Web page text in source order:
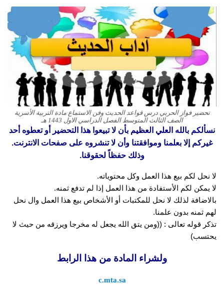
تحضير فواز الحربي درس قواعد الحديث وفن الاستماع مادة التربية الأسرية
الصف الثالث المتوسط الفصل الدراسي الاول 1443 هـ
نسألكم بالله العلي العظيم بأن لا تبيعوا هذا التحضير أو تعطوه أحد
غيركم إلا بعلمنا وموافقتنا وأن لا تنشروه على صفحات الانترنت.
وذلك حفظاً لحقوقنا.
لا نحل لكم بيع هذا العمل وكل محتوياته.
لا يمكن لكم الأستفادة من هذا العمل إذا لم تدفع ثمنه.
بالاضافة لذلك لا نحل للمكتبات أو الأشخاص بيع هذا العمل وال نحل
لهم ثمنه بدون علمنا.
تذكر قوله تعالى : ((ومن يتق الله يجعل له مخرجا ويرزقه من حيث لا
يحتسب)
ولشراء المادة من هذا الرابط
c.mta.sa